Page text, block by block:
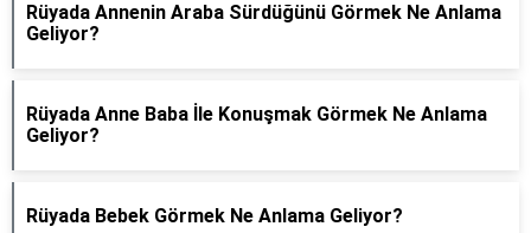
Rüyada Annenin Araba Sürdüğünü Görmek Ne Anlama
Geliyor?
Rüyada Anne Baba İle Konuşmak Görmek Ne Anlama
Geliyor?
Rüyada Bebek Görmek Ne Anlama Geliyor?